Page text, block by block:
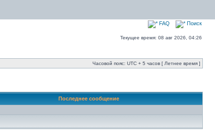
FAQ Поиск
Текущее время: 08 авг 2026, 04:26
Часовой пояс: UTC + 5 часов [ Летнее время ]
Последнее сообщение